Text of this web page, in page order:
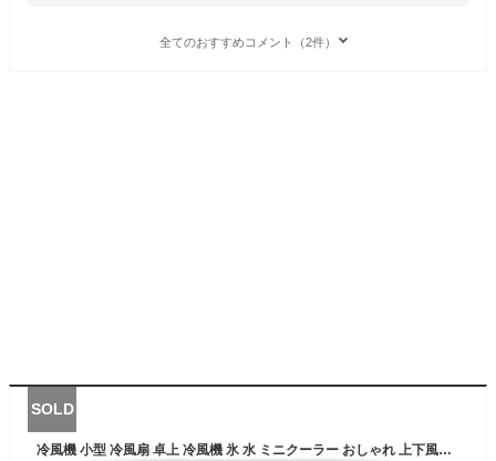
全てのおすすめコメント（2件）
SOLD
冷風機 小型 冷風扇 卓上 冷風機 氷 水 ミニクーラー おしゃれ 上下風向調整 3段階切替 ポータブルエアコン 静音設計 加湿機能 冷却機能 空気清浄機能 400ml大容量設計 自宅 寝室 車中泊 キャンプ 熱中症対策グッズ USB給電 冷却・加湿・空気浄化 静音